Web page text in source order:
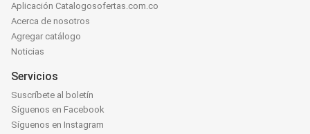
Aplicación Catalogosofertas.com.co
Acerca de nosotros
Agregar catálogo
Noticias
Servicios
Suscríbete al boletín
Síguenos en Facebook
Síguenos en Instagram